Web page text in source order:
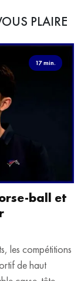
PLAIRE
17 min.
ball et
les compétitions
de haut